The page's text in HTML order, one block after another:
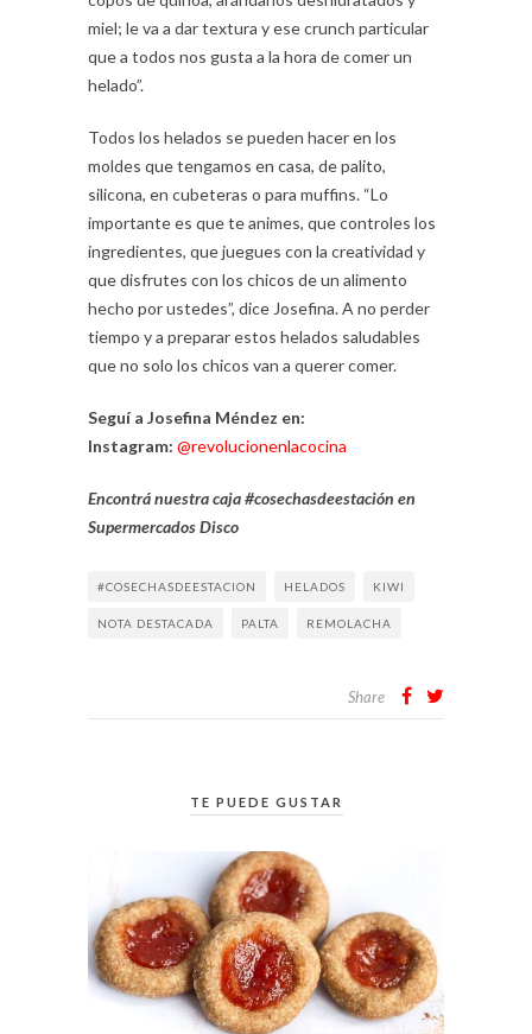
miel; le va a dar textura y ese crunch particular
que a todos nos gusta a la hora de comer un
helado”.
Todos los helados se pueden hacer en los
moldes que tengamos en casa, de palito,
silicona, en cubeteras o para muffins. “Lo
importante es que te animes, que controles los
ingredientes, que juegues con la creatividad y
que disfrutes con los chicos de un alimento
hecho por ustedes”, dice Josefina. A no perder
tiempo y a preparar estos helados saludables
que no solo los chicos van a querer comer.
Seguí a Josefina Méndez en:
Instagram: @revolucionenlacocina
Encontrá nuestra caja #cosechasdeestación en
Supermercados Disco
#COSECHASDEESTACION HELADOS KIWI
NOTA DESTACADA PALTA REMOLACHA
Share
TE PUEDE GUSTAR